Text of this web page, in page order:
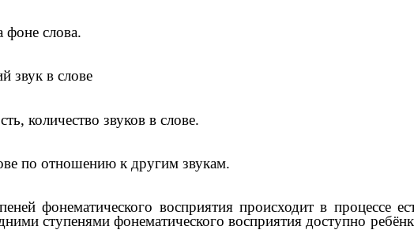
фоне слова.
звук в слове
количество звуков в слове.
по отношению к другим звукам.
фонематического восприятия происходит в процессе
ступенями фонематического восприятия доступно